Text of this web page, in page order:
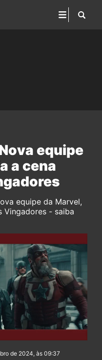
equipe
a cena
equipe da Marvel,
Vingadores - saiba
de 2024, às 09:37